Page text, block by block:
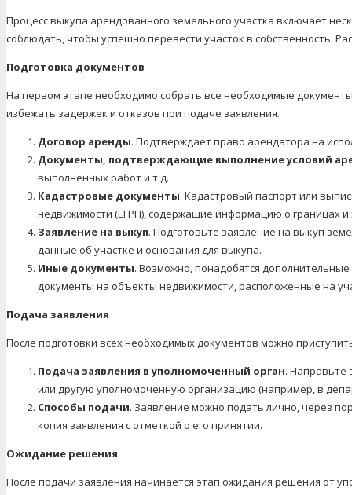
Процесс выкупа арендованного земельного участка включает
соблюдать, чтобы успешно перевести участок в собственность.
Подготовка документов
На первом этапе необходимо собрать все необходимые
избежать задержек и отказов при подаче заявления.
Договор аренды. Подтверждает право арендатора на
Документы, подтверждающие выполнение условий
выполненных работ и т.д.
Кадастровые документы. Кадастровый паспорт или
недвижимости (ЕГРН), содержащие информацию о границах и
Заявление на выкуп. Подготовьте заявление на выкуп
данные об участке и основания для выкупа.
Иные документы. Возможно, понадобятся
документы на объекты недвижимости, расположенные на
Подача заявления
После подготовки всех необходимых документов можно
Подача заявления в уполномоченный орган. Направьте
или другую уполномоченную организацию (например, в
Способы подачи. Заявление можно подать лично, через
копия заявления с отметкой о его принятии.
Ожидание решения
После подачи заявления начинается этап ожидания решения от